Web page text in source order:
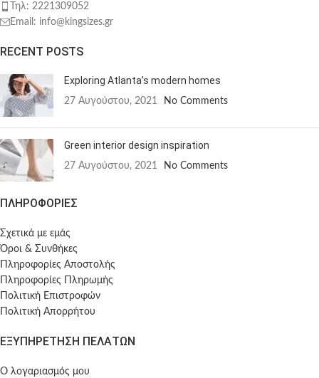
Τηλ: 2221309052
Email: info@kingsizes.gr
RECENT POSTS
Exploring Atlanta’s modern homes
27 Αυγούστου, 2021 No Comments
Green interior design inspiration
27 Αυγούστου, 2021 No Comments
ΠΛΗΡΟΦΟΡΙΕΣ
Σχετικά με εμάς
Όροι & Συνθήκες
Πληροφορίες Αποστολής
Πληροφορίες Πληρωμής
Πολιτική Επιστροφών
Πολιτική Απορρήτου
ΕΞΥΠΗΡΕΤΗΣΗ ΠΕΛΑΤΩΝ
Ο λογαριασμός μου